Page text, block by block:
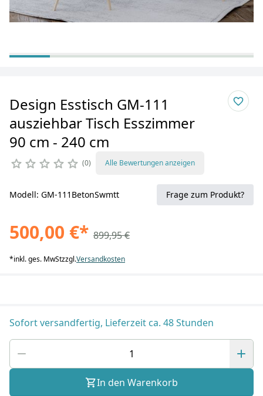
Design Esstisch GM-111
ausziehbar Tisch Esszimmer
90 cm - 240 cm
0 Alle Bewertungen anzeigen
Modell: GM-111BetonSwmtt Frage zum Produkt?
500,00 €* 899,95 €
*inkl. ges. MwStzzgl.Versandkosten
Sofort versandfertig, Lieferzeit ca. 48 Stunden
In den Warenkorb